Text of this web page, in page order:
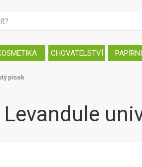
CHOVATELSTVÍ
písek
Levandule